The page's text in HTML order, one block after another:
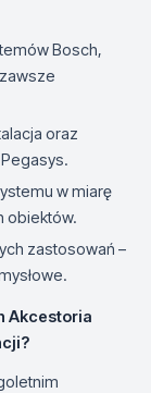
Bosch,
oraz
w miarę
obiektów.
zastosowań –
Akcestoria